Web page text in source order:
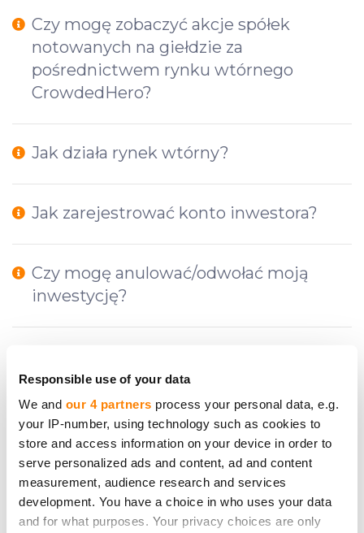
Responsible use of your data
We and our 4 partners process your personal data, e.g.
your IP-number, using technology such as cookies to
store and access information on your device in order to
serve personalized ads and content, ad and content
measurement, audience research and services
development. You have a choice in who uses your data
and for what purposes. Your privacy choices are only
Czy mogę zobaczyć akcje spółek
notowanych na giełdzie za
pośrednictwem rynku wtórnego
CrowdedHero?
Jak działa rynek wtórny?
Jak zarejestrować konto inwestora?
Czy mogę anulować/odwołać moją
inwestycję?
etapach inwestycji?
Czy CrowdedHero może doradzić mi, w
co inwestować?
Co to jest okres refleksji?